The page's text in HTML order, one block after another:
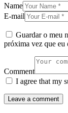
Name
E-mail
Guardar o meu
próxima vez que eu
Comment
I agree that my